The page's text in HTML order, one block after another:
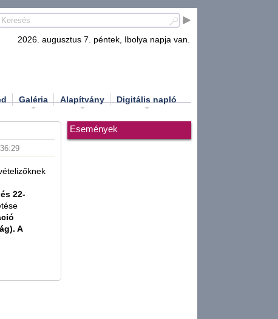
2026. augusztus 7. péntek, Ibolya napja van.
Galéria Alapítvány Digitális napló
22-
A
Események